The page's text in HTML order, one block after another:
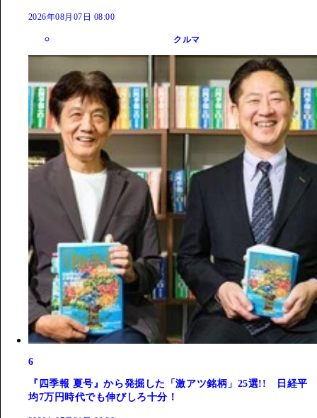
2026年08月07日 08:00
クルマ
6
『四季報 夏号』から発掘した「激アツ銘柄」25選!! 日経平
均7万円時代でも伸びしろ十分！